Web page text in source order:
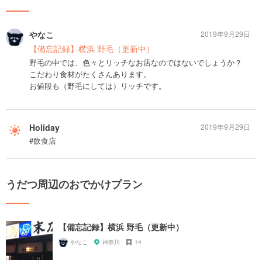
やなこ
【備忘記録】横浜 野毛（更新中）
野毛の中では、色々とリッチなお店なのではないでしょうか？
こだわり食材がたくさんあります。
お値段も（野毛にしては）リッチです。
2019年9月29日
Holiday
#飲食店
2019年9月29日
うだつ周辺のおでかけプラン
【備忘記録】横浜 野毛（更新中）
やなこ 神奈川 14